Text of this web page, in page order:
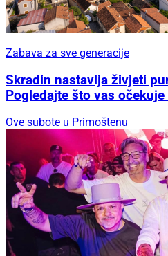
Zabava za sve generacije
Skradin nastavlja živjeti
Pogledajte što vas
Ove subote u Primoštenu